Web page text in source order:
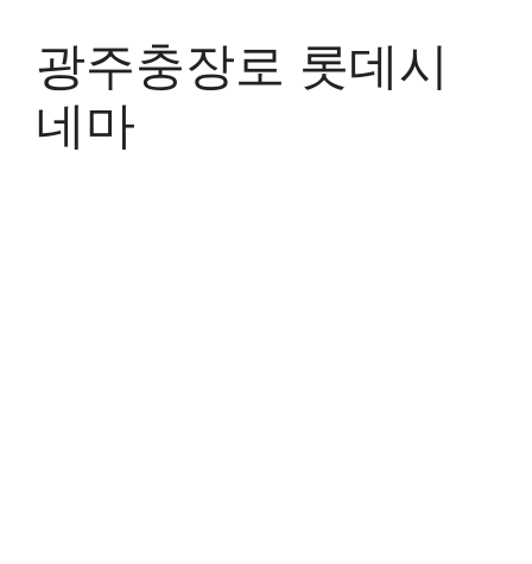
content광주충장로 롯데시
네마